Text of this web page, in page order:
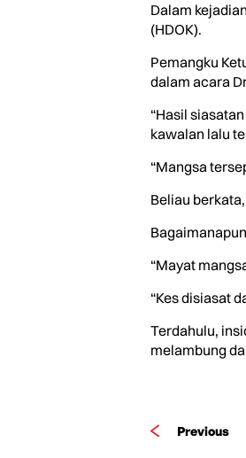
Dalam
(HDOK).
Pemangku
dalam acara
“Hasil
kawalan lalu
“Mangsa
Beliau
“Mayat
“Kes disiasat
Terdahulu,
melambung
Previous